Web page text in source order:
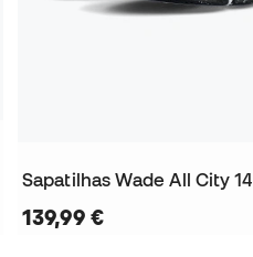
Sapatilhas Wade All City 14
139,99 €